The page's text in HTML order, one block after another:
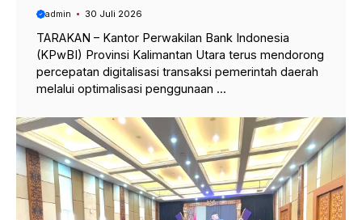
admin 30 Juli 2026
TARAKAN – Kantor Perwakilan Bank Indonesia
(KPwBI) Provinsi Kalimantan Utara terus mendorong
percepatan digitalisasi transaksi pemerintah daerah
melalui optimalisasi penggunaan ...